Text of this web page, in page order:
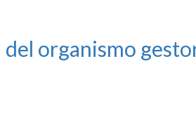
del organismo